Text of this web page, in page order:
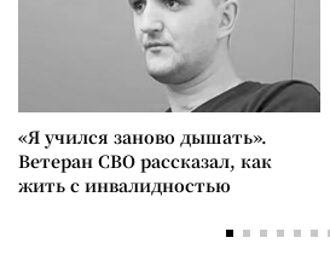
«Я учился заново дышать».
Ветеран СВО рассказал, как
жить с инвалидностью